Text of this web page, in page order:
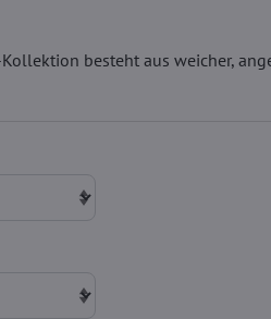
besteht aus weicher,